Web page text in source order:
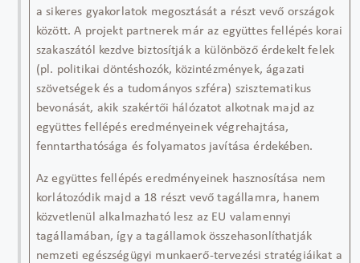
a sikeres gyakorlatok megosztását a részt vevő országok
között. A projekt partnerek már az együttes fellépés korai
szakaszától kezdve biztosítják a különböző érdekelt felek
(pl. politikai döntéshozók, közintézmények, ágazati
szövetségek és a tudományos szféra) szisztematikus
bevonását, akik szakértői hálózatot alkotnak majd az
együttes fellépés eredményeinek végrehajtása,
fenntarthatósága és folyamatos javítása érdekében.
Az együttes fellépés eredményeinek hasznosítása nem
korlátozódik majd a 18 részt vevő tagállamra, hanem
közvetlenül alkalmazható lesz az EU valamennyi
tagállamában, így a tagállamok összehasonlíthatják
nemzeti egészségügyi munkaerő-tervezési stratégiáikat a